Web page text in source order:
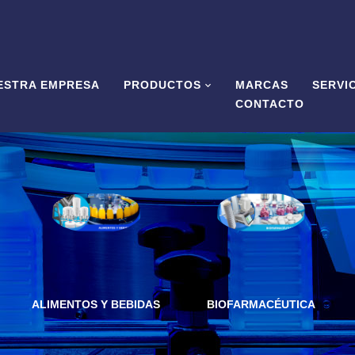
EMPRESA PRODUCTOS MARCAS
CONTACTO
ALIMENTOS Y BEBIDAS BIOFARMACÉUTICA